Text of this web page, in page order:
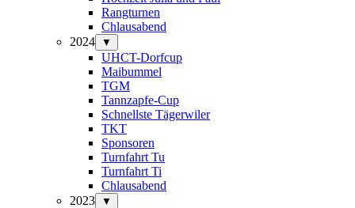
Rangturnen
Chlausabend
2024
▼
UHCT-Dorfcup
Maibummel
TGM
Tannzapfe-Cup
Schnellste Tägerwiler
TKT
Sponsoren
Turnfahrt Tu
Turnfahrt Ti
Chlausabend
2023
▼